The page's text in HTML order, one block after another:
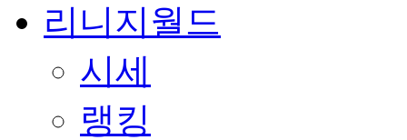
리니지월드
시세
랭킹